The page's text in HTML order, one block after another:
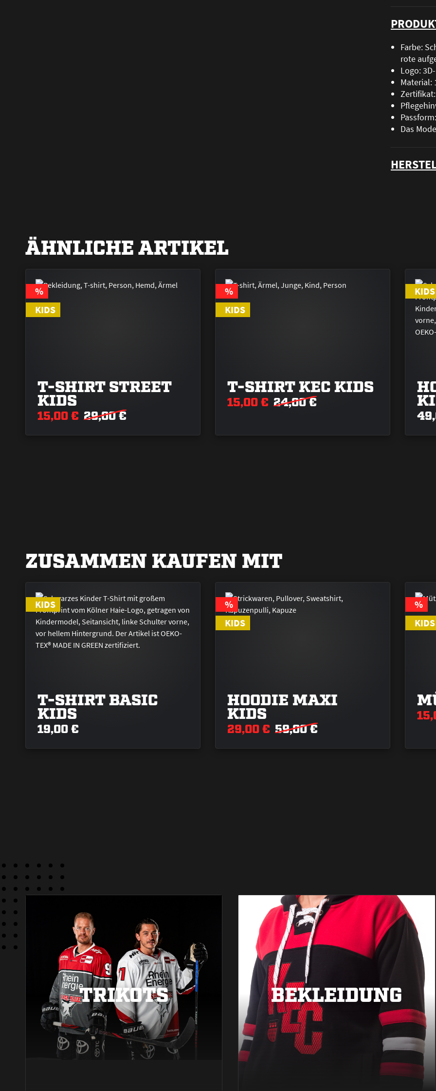
Farbe:
rote
Logo:
Material:
Zertifikat:
Das
ÄHNLICHE ARTIKEL
RABATT
%
KIDS
T-SHIRT STREET
KIDS
15,00 € 29,00 €
RABATT
%
KIDS
T-SHIRT KEC KIDS
15,00 € 24,00 €
KIDS
ZUSAMMEN KAUFEN MIT
KIDS
T-SHIRT BASIC
KIDS
19,00 €
RABATT
%
KIDS
HOODIE MAXI
KIDS
29,00 € 59,00 €
%
KIDS
TRIKOTS BEKLEIDUNG